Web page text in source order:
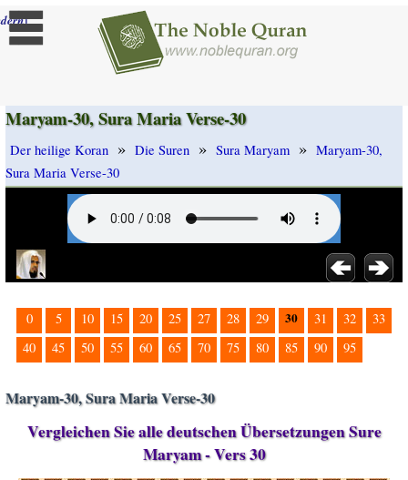
]
Maryam-30, Sura Maria Verse-30
Der heilige Koran » Die Suren » Sura Maryam » Maryam-30,
Sura Maria Verse-30
0 5 10 15 20 25 27 28 29 30 31 32
33
40
45 50 55 60 65 70 75 80 85 90 95
Maryam-30, Sura Maria Verse-30
Vergleichen Sie alle deutschen Übersetzungen Sure
Maryam - Vers 30